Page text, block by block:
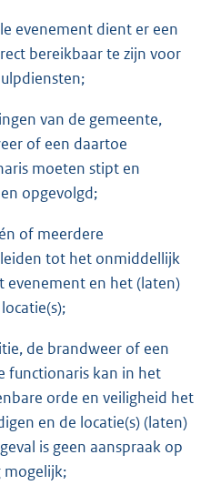
evenement dient er een
bereikbaar te zijn voor
van de gemeente,
of een daartoe
moeten stipt en
opgevolgd;
of meerdere
tot het onmiddellijk
evenement en het (laten)
de brandweer of een
functionaris kan in het
orde en veiligheid het
en de locatie(s) (laten)
is geen aanspraak op
mogelijk;